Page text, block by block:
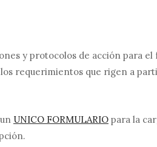
y protocolos de acción para
requerimientos que rigen a
UNICO FORMULARIO para la